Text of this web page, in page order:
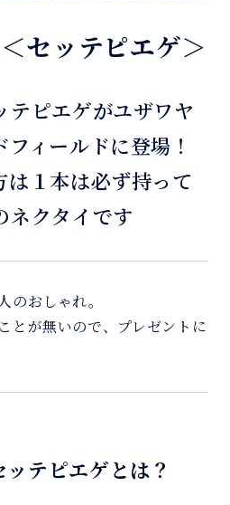
セッテピエゲ＞
テピエゲがユザワヤ
ィールドに登場！
は１本は必ず持って
ネクタイです
のおしゃれ。
とが無いので、プレゼントに
テピエゲとは？